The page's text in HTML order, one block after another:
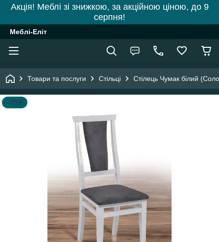
Акція! Меблі зі знижкою, за акційною ціною, до 9
серпня!
Меблі-Еліт
Товари та послуги Стільці Стілець Чумак білий
–20%